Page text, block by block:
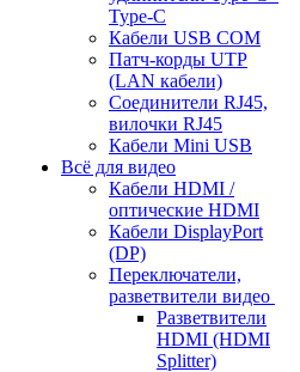
Type-C
Кабели USB COM
Патч-корды UTP
(LAN кабели)
Соединители RJ45,
вилочки RJ45
Кабели Mini USB
Всё для видео
Кабели HDMI /
оптические HDMI
Кабели DisplayPort
(DP)
Переключатели,
разветвители видео
Разветвители
HDMI (HDMI
Splitter)